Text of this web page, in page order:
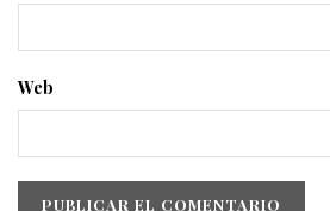
Web